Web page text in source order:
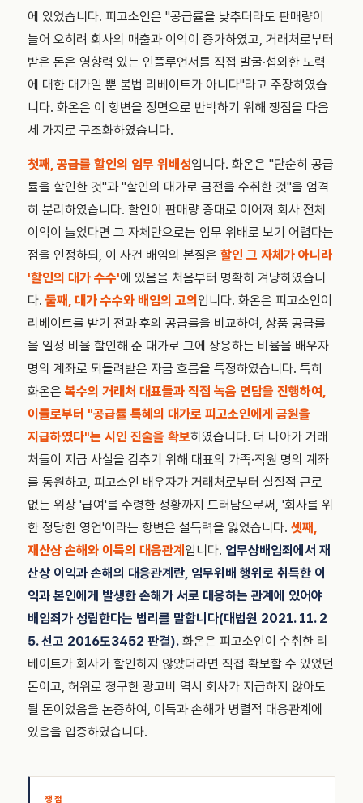
에 있었습니다. 피고소인은 "공급률을 낮추더라도 판매량이
늘어 오히려 회사의 매출과 이익이 증가하였고, 거래처로부터
받은 돈은 영향력 있는 인플루언서를 직접 발굴·섭외한 노력
에 대한 대가일 뿐 불법 리베이트가 아니다"라고 주장하였습
니다. 화온은 이 항변을 정면으로 반박하기 위해 쟁점을 다음
세 가지로 구조화하였습니다.
첫째, 공급률 할인의 임무 위배성입니다. 화온은 "단순히 공급
률을 할인한 것"과 "할인의 대가로 금전을 수취한 것"을 엄격
히 분리하였습니다. 할인이 판매량 증대로 이어져 회사 전체
이익이 늘었다면 그 자체만으로는 임무 위배로 보기 어렵다는
점을 인정하되, 이 사건 배임의 본질은 할인 그 자체가 아니라
'할인의 대가 수수'에 있음을 처음부터 명확히 겨냥하였습니
다. 둘째, 대가 수수와 배임의 고의 입니다. 화온은 피고소인이
리베이트를 받기 전과 후의 공급률을 비교하여, 상품 공급률
을 일정 비율 할인해 준 대가로 그에 상응하는 비율을 배우자
명의 계좌로 되돌려받은 자금 흐름을 특정하였습니다. 특히
화온은 복수의 거래처 대표들과 직접 녹음 면담을 진행하여,
이들로부터 "공급률 특혜의 대가로 피고소인에게 금원을
지급하였다"는 시인 진술을 확보하였습니다. 더 나아가 거래
처들이 지급 사실을 감추기 위해 대표의 가족·직원 명의 계좌
를 동원하고, 피고소인 배우자가 거래처로부터 실질적 근로
없는 위장 '급여'를 수령한 정황까지 드러남으로써, '회사를 위
한 정당한 영업'이라는 항변은 설득력을 잃었습니다. 셋째,
재산상 손해와 이득의 대응관계 입니다. 업무상배임죄에서 재
산상 이익과 손해의 대응관계란, 임무위배 행위로 취득한 이
익과 본인에게 발생한 손해가 서로 대응하는 관계에 있어야
배임죄가 성립한다는 법리를 말합니다(대법원 2021. 11. 2
5. 선고 2016도3452 판결). 화온은 피고소인이 수취한 리
베이트가 회사가 할인하지 않았더라면 직접 확보할 수 있었던
돈이고, 허위로 청구한 광고비 역시 회사가 지급하지 않아도
될 돈이었음을 논증하여, 이득과 손해가 병렬적 대응관계에
있음을 입증하였습니다.